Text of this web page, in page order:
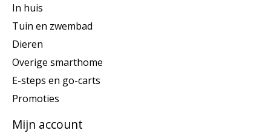
In huis
Tuin en zwembad
Dieren
Overige smarthome
E-steps en go-carts
Promoties
Mijn account